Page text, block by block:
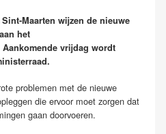
Maarten wijzen de nieuwe
het
Aankomende vrijdag wordt
problemen met de nieuwe
die ervoor moet zorgen dat
gaan doorvoeren.